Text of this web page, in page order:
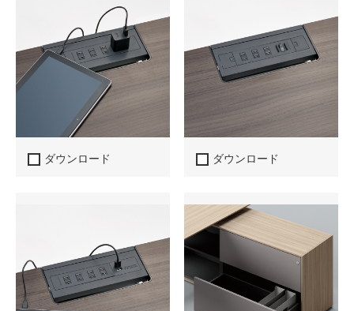
ダウンロード ダウンロード